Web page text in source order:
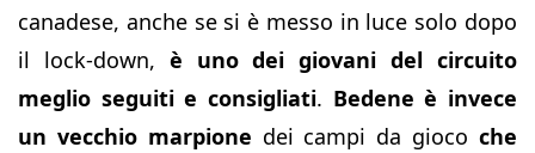
canadese, anche se si è messo in luce solo dopo
il lock-down, è uno dei giovani del circuito
meglio seguiti e consigliati. Bedene è invece
un vecchio marpione dei campi da giocoche